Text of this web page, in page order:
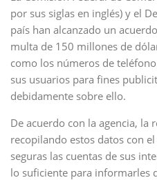
por sus siglas en inglés) y el
país han alcanzado un
multa de 150 millones de
como los números de
sus usuarios para fines
debidamente sobre ello.
De acuerdo con la agencia, la
recopilando estos datos con
seguras las cuentas de sus
lo suficiente para informarles